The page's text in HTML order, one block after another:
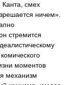
Канта, смех
ничем».
стремится
моментов
механизм